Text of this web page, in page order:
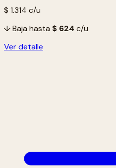
$ 1.314 c/u
↓ Baja hasta $ 624 c/u
Ver detalle